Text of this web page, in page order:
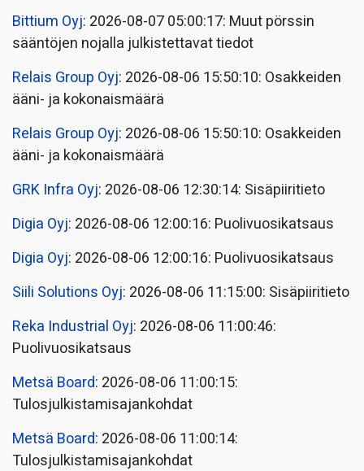
Bittium Oyj: 2026-08-07 05:00:17: Muut pörssin
sääntöjen nojalla julkistettavat tiedot
Relais Group Oyj: 2026-08-06 15:50:10: Osakkeiden
ääni- ja kokonaismäärä
Relais Group Oyj: 2026-08-06 15:50:10: Osakkeiden
ääni- ja kokonaismäärä
GRK Infra Oyj: 2026-08-06 12:30:14: Sisäpiiritieto
Digia Oyj: 2026-08-06 12:00:16: Puolivuosikatsaus
Digia Oyj: 2026-08-06 12:00:16: Puolivuosikatsaus
Siili Solutions Oyj: 2026-08-06 11:15:00: Sisäpiiritieto
Reka Industrial Oyj: 2026-08-06 11:00:46:
Puolivuosikatsaus
Metsä Board: 2026-08-06 11:00:15:
Tulosjulkistamisajankohdat
Metsä Board: 2026-08-06 11:00:14:
Tulosjulkistamisajankohdat